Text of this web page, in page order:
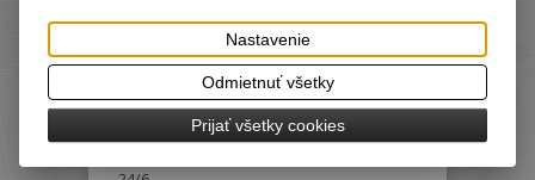
vysoko spoľahlivá zošívačka z odolných
materiálov, otočné obdĺžnikové sedielko
pre otvorený a uzavretý spôsob
Nastavenie
Odmietnuť všetky
Prijať všetky cookies